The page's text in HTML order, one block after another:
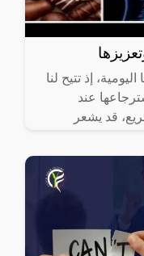
إذ تتيح لنا
عند
قد يشعر